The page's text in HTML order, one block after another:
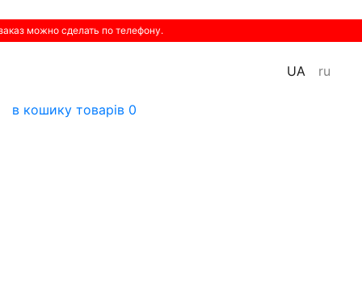
можно сделать по телефону.
UA ru
в кошику товарів 0